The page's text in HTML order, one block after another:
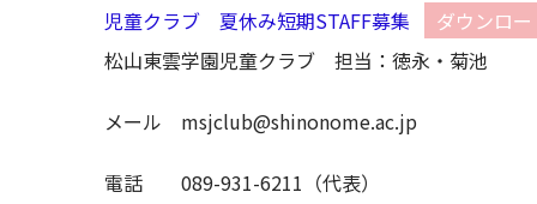
児童クラブ 夏休み短期STAFF募集
ダウンロ
松山東雲学園児童クラブ 担当：徳永・菊池
メール msjclub@shinonome.ac.jp
電話 089-931-6211（代表）